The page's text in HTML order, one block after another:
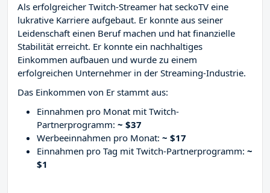
Als erfolgreicher Twitch-Streamer hat seckoTV eine
lukrative Karriere aufgebaut. Er konnte aus seiner
Leidenschaft einen Beruf machen und hat finanzielle
Stabilität erreicht. Er konnte ein nachhaltiges
Einkommen aufbauen und wurde zu einem
erfolgreichen Unternehmer in der Streaming-Industrie.
Das Einkommen von Er stammt aus:
Einnahmen pro Monat mit Twitch-
Partnerprogramm: ~ $37
Werbeeinnahmen pro Monat: ~ $17
Einnahmen pro Tag mit Twitch-Partnerprogramm: ~
$1